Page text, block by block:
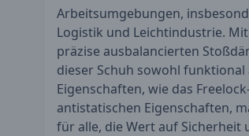
Arbeitsumgebungen,
Logistik und Leichtindustrie.
präzise ausbalancierten
dieser Schuh sowohl funktional
Eigenschaften, wie das
antistatischen Eigenschaften,
für alle, die Wert auf Sicherheit